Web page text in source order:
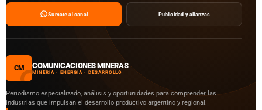
Sumate al canal Publicidad y alianzas
CM COMUNICACIONES MINERAS
MINERÍA · ENERGÍA · DESARROLLO
Periodismo especializado, análisis y oportunidades para comprender las
industrias que impulsan el desarrollo productivo argentino y regional.